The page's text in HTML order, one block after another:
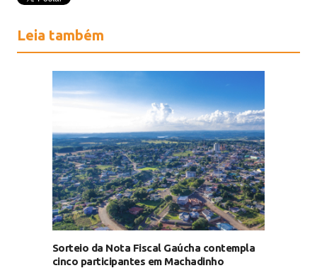
Leia também
Sorteio da Nota Fiscal Gaúcha contempla
cinco participantes em Machadinho